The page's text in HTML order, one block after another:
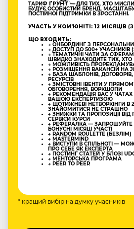
ТАРИФ ҐРУНТ — ДЛЯ ТИХ, ХТО
БУДУЄ ОСОБИСТИЙ БРЕНД,
ПОСТІЙНОЇ ПІДТРИМКИ В ЗРОСТАННІ.
УЧАСТЬ У КОМʼЮНІТІ: 12 МІСЯЦІВ
ЩО ВХОДИТЬ:
→ ОНБОРДИНГ З
→ ДОСТУП ДО 500+ УЧАСНИКІВ
→ ТЕМАТИЧНІ ЧАТИ ЗА
ШВИДКО ЗНАХОДИТЕ ТИХ, ХТО
→ МОЖЛИВІСТЬ
→ РОЗМІЩЕННЯ ВАКАНСІЙ НА
→ БАЗА ШАБЛОНІВ,
РЕСУРСІВ
→ ЗМІСТОВНІ ІВЕНТИ У
ОБГОВОРЕННЯ, ВОРКШОПИ
→ РЕКОМЕНДАЦІЯ ВАС У
ВАШОЮ ЕКСПЕРТИЗОЮ
→ ЩОТИЖНЕВІ НЕТВОРКІНГИ В
ЗНАЙОМИТИСЯ НЕ СТРАШНО
→ ЗНИЖКИ ТА ПРОПОЗИЦІЇ ВІД
СЕРВІСИ КУРСИ
→ РЕФЕРАЛКА — ЗАПРОШУЙТЕ
БОНУСНІ МІСЯЦІ УЧАСТІ
→ RANDOM ROULETTE (БЕЗЛІМ)
→ MASTERMIND
→ ВИСТУПИ В СПІЛЬНОТІ —
ПРО СЕБЕ ЯК ЕКСПЕРТА
→ ПОСТИНГ СТАТЕЙ У БЛОЗІ
→ МЕНТОРСЬКА ПРОГРАМА
→ PEER TO PEER
* кращий вибір на думку учасників